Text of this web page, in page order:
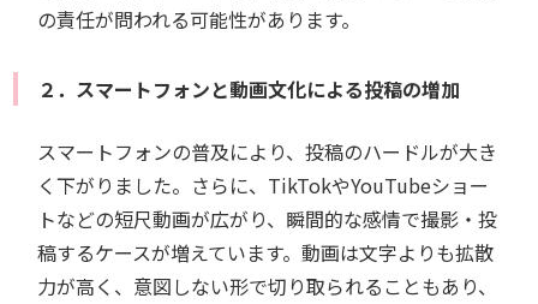
の責任が問われる可能性があります。
２．スマートフォンと動画文化による投稿の増加
スマートフォンの普及により、投稿のハードルが大き
く下がりました。さらに、TikTokやYouTubeショー
トなどの短尺動画が広がり、瞬間的な感情で撮影・投
稿するケースが増えています。動画は文字よりも拡散
力が高く、意図しない形で切り取られることもあり、